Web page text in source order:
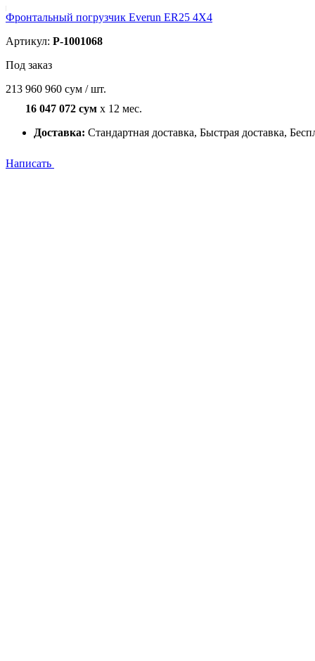
Фронтальный погрузчик Everun ER25 4X4
Артикул: P-1001068
Под заказ
213 960 960 сум / шт.
16 047 072 сум x 12 мес.
Доставка: Стандартная доставка, Быстрая доставка,
Написать